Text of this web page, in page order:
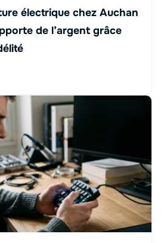
électrique chez Auchan
de l’argent grâce